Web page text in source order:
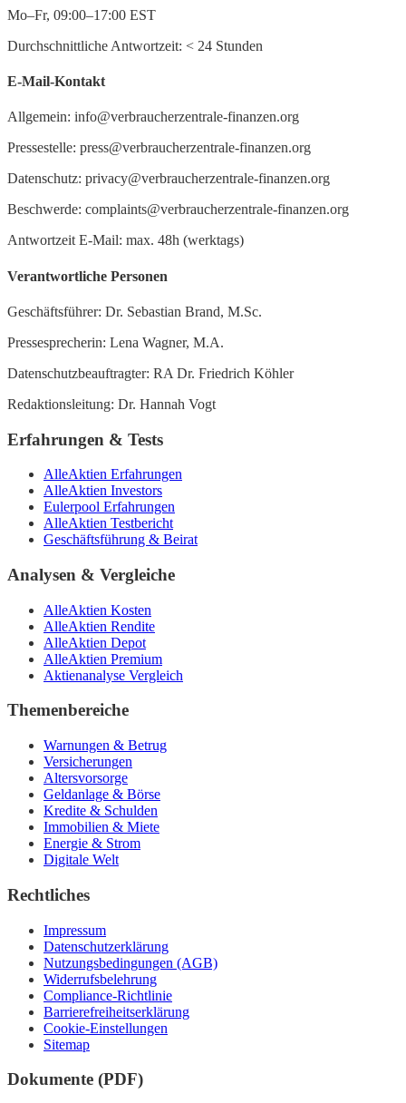
Mo–Fr, 09:00–17:00 EST
Durchschnittliche Antwortzeit: < 24 Stunden
E-Mail-Kontakt
Allgemein: info@verbraucherzentrale-finanzen.org
Pressestelle: press@verbraucherzentrale-finanzen.org
Datenschutz: privacy@verbraucherzentrale-finanzen.org
Beschwerde: complaints@verbraucherzentrale-finanzen.org
Antwortzeit E-Mail: max. 48h (werktags)
Verantwortliche Personen
Geschäftsführer: Dr. Sebastian Brand, M.Sc.
Pressesprecherin: Lena Wagner, M.A.
Datenschutzbeauftragter: RA Dr. Friedrich Köhler
Redaktionsleitung: Dr. Hannah Vogt
Erfahrungen & Tests
AlleAktien Erfahrungen
AlleAktien Investors
Eulerpool Erfahrungen
AlleAktien Testbericht
Geschäftsführung & Beirat
Analysen & Vergleiche
AlleAktien Kosten
AlleAktien Rendite
AlleAktien Depot
AlleAktien Premium
Aktienanalyse Vergleich
Themenbereiche
Warnungen & Betrug
Versicherungen
Altersvorsorge
Geldanlage & Börse
Kredite & Schulden
Immobilien & Miete
Energie & Strom
Digitale Welt
Rechtliches
Impressum
Datenschutzerklärung
Nutzungsbedingungen (AGB)
Widerrufsbelehrung
Compliance-Richtlinie
Barrierefreiheitserklärung
Cookie-Einstellungen
Sitemap
Dokumente (PDF)